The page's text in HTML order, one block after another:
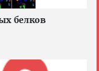
белков